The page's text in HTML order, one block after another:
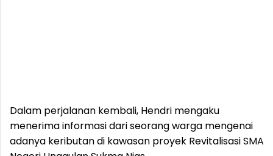
Dalam perjalanan kembali, Hendri mengaku
menerima informasi dari seorang warga mengenai
adanya keributan di kawasan proyek Revitalisasi SMA